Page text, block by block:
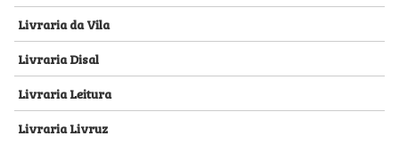
Livraria da Vila
Livraria Disal
Livraria Leitura
Livraria Livruz